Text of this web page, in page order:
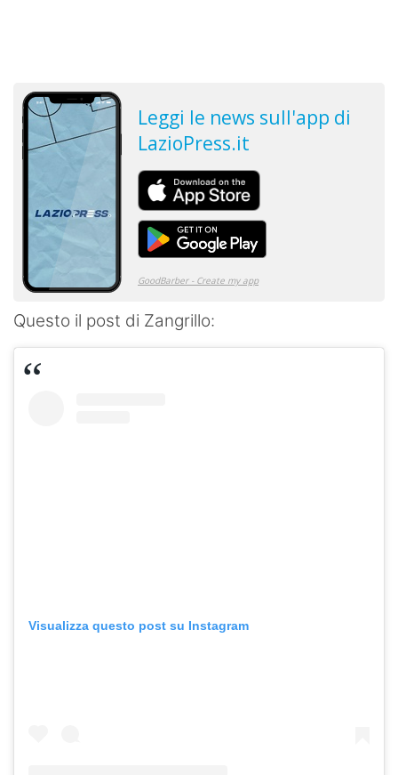
Questo il post di Zangrillo:
Visualizza questo post su Instagram